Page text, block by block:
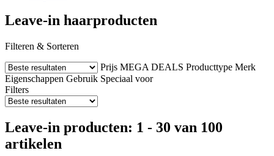
Leave-in haarproducten
Filteren & Sorteren
Prijs MEGA DEALS Producttype Merk
Eigenschappen Gebruik Speciaal voor
Filters
Leave-in producten: 1 - 30 van 100
artikelen